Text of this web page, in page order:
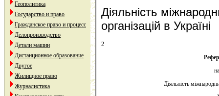
Геополитика
Государство и право
Гражданское право и процесс
Делопроизводство
Детали машин
Дистанционное образование
Другое
Жилищное право
Журналистика
Діяльність
організацій в Україні
2
Діяльність